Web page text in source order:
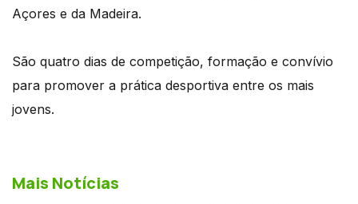
Açores e da Madeira.
São quatro dias de competição, formação e convívio
para promover a prática desportiva entre os mais
jovens.
Mais Notícias